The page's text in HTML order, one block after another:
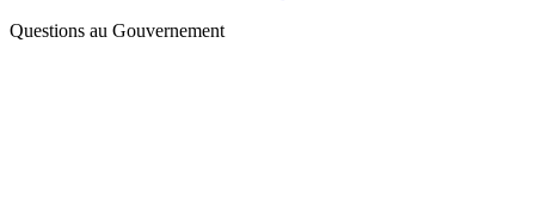
Questions au Gouvernement